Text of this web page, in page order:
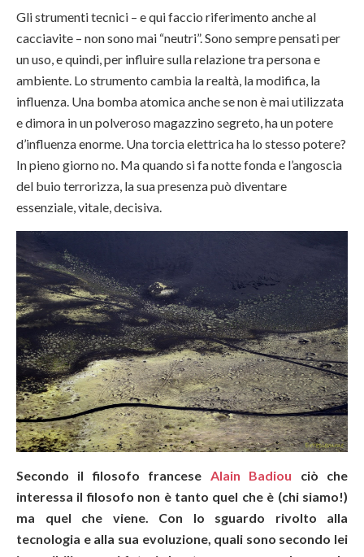
Gli strumenti tecnici – e qui faccio riferimento anche al
cacciavite – non sono mai “neutri”. Sono sempre pensati per
un uso, e quindi, per influire sulla relazione tra persona e
ambiente. Lo strumento cambia la realtà, la modifica, la
influenza. Una bomba atomica anche se non è mai utilizzata
e dimora in un polveroso magazzino segreto, ha un potere
d’influenza enorme. Una torcia elettrica ha lo stesso potere?
In pieno giorno no. Ma quando si fa notte fonda e l’angoscia
del buio terrorizza, la sua presenza può diventare
essenziale, vitale, decisiva.
Secondo il filosofo francese Alain Badiou ciò che
interessa il filosofo non è tanto quel che è (chi siamo!)
ma quel che viene. Con lo sguardo rivolto alla
tecnologia e alla sua evoluzione, quali sono secondo lei